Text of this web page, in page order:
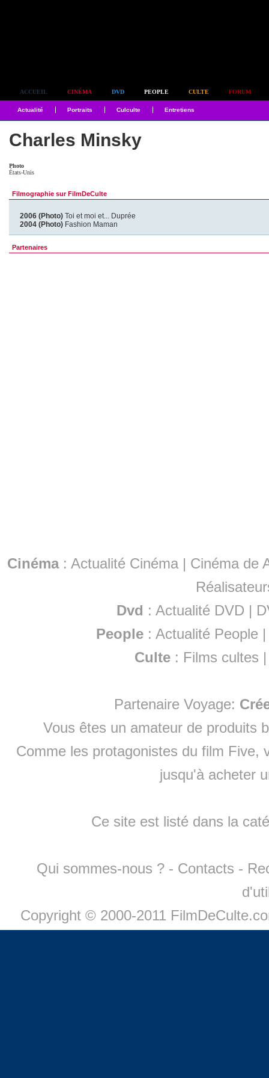
ACCUEIL CINÉMA DVD PEOPLE CULTE FORUM
Actualité Portraits Culculte Entretiens
Charles Minsky
Photo
États-Unis
Filmographie sur FilmDeCulte
2006 (Photo) Toi et moi et... Duprée
2004 (Photo) Fashion Maman
Partenaires
Cinéma: Actualité Cinéma | Cinéma de
Dvd : Actualité DVD |
People :Actualité People
Culte : Films cultes
Partenaire Voyage:
Vous êtes un amateur de produits
Comme les protagonistes du film Five,
jusqu'à acheter
Ce site est listé dans la
Qui sommes-nous ? - Contacts -
Copyright © 2000-2011